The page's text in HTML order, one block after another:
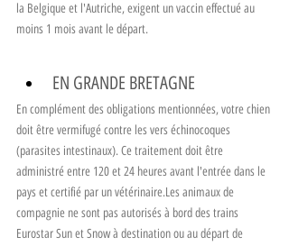
la Belgique et l'Autriche, exigent un vaccin effectué au
moins 1 mois avant le départ.
EN GRANDE BRETAGNE
En complément des obligations mentionnées, votre chien
doit être vermifugé contre les vers échinocoques
(parasites intestinaux). Ce traitement doit être
administré entre 120 et 24 heures avant l'entrée dans le
pays et certifié par un vétérinaire.Les animaux de
compagnie ne sont pas autorisés à bord des trains
Eurostar Sun et Snow à destination ou au départ de